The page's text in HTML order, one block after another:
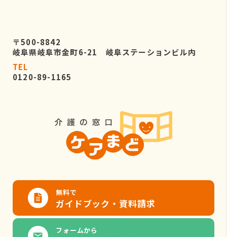
〒500-8842
岐阜県岐阜市金町6-21 岐阜ステーションビル内
TEL
0120-89-1165
無料で
ガイドブック・資料請求
フォームから